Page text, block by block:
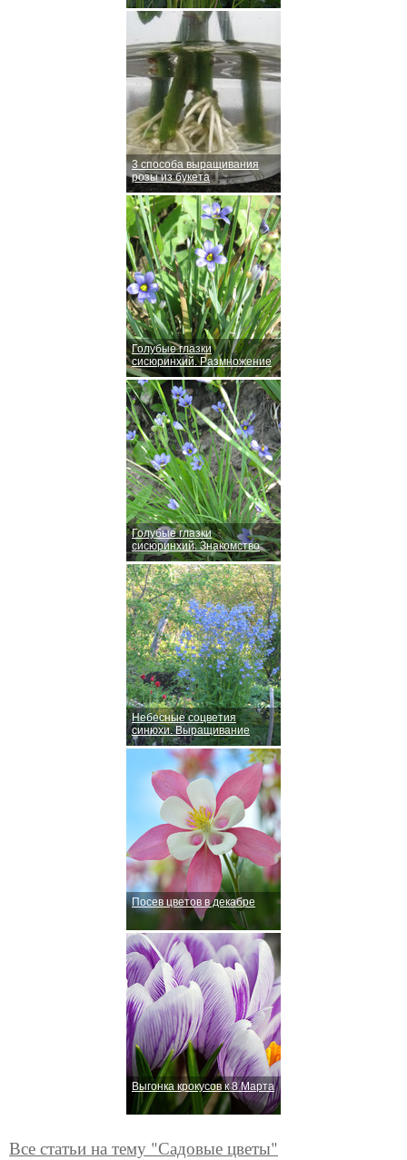
3 способа выращивания
розы из букета
Голубые глазки
сисюринхий. Размножение
Голубые глазки
сисюринхий. Знакомство
Небесные соцветия
синюхи. Выращивание
Посев цветов в декабре
Выгонка крокусов к 8 Марта
Все статьи на тему "Садовые цветы"